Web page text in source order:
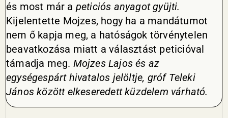
és most már a peticiós anyagot gyüjti.
Kijelentette Mojzes, hogy ha a mandátumot
nem ő kapja meg, a hatóságok törvénytelen
beavatkozása miatt a választást peticióval
támadja meg. Mojzes Lajos és az
egységespárt hivatalos jelöltje, gróf Teleki
János között elkeseredett küzdelem várható.